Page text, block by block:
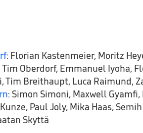
: Florian Kastenmeier, Moritz
Oberdorf, Emmanuel Iyoha,
Tim Breithaupt, Luca Raimund,
: Simon Simoni, Maxwell Gyamfi,
Paul Joly, Mika Haas,
Skyttä